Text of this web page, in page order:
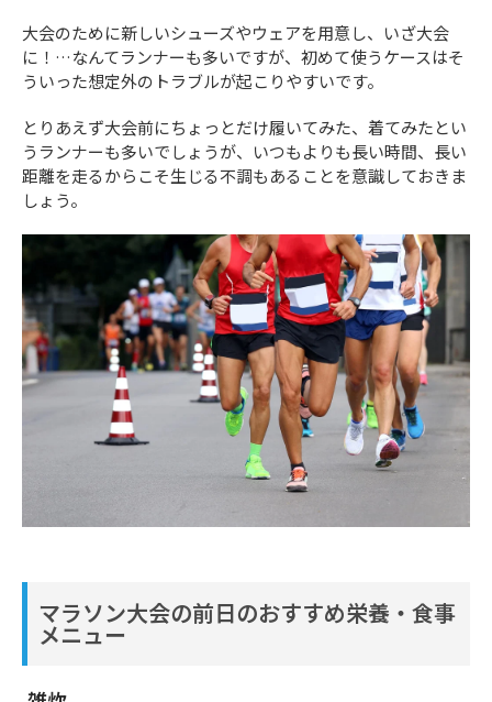
大会のために新しいシューズやウェアを用意し、いざ大会
に！…なんてランナーも多いですが、初めて使うケースはそ
ういった想定外のトラブルが起こりやすいです。
とりあえず大会前にちょっとだけ履いてみた、着てみたとい
うランナーも多いでしょうが、いつもよりも長い時間、長い
距離を走るからこそ生じる不調もあることを意識しておきま
しょう。
マラソン大会の前日のおすすめ栄養・食事
メニュー